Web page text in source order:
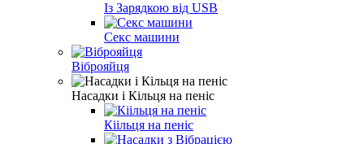
Із Зарядкою від USB
Секс машини
Віброяйця
Насадки і Кільця на пеніс
Кіільця на пеніс